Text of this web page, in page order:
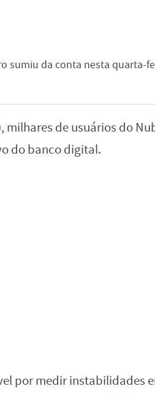
sumiu da conta nesta quarta-
milhares de usuários do
do banco digital.
por medir instabilidades